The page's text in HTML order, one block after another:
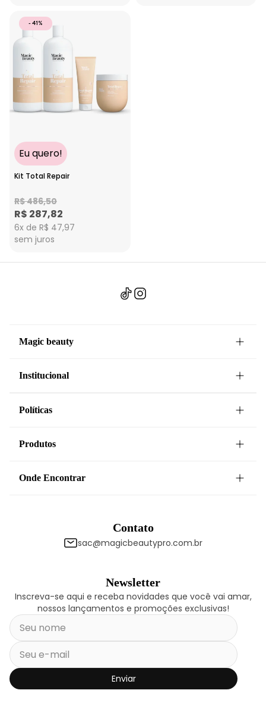
Eu quero!
Kit Total Repair
R$ 486,50
R$ 287,82
6x de R$ 47,97
sem juros
- 41%
Magic beauty
Institucional
Políticas
Produtos
Onde Encontrar
Contato
sac@magicbeautypro.com.br
Newsletter
Inscreva-se aqui e receba novidades que você vai amar,
nossos lançamentos e promoções exclusivas!
Enviar